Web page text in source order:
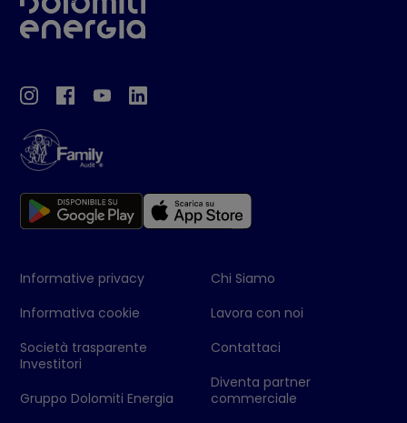
Informative privacy
Informativa cookie
Società trasparente
Investitori
Gruppo Dolomiti Energia
Chi Siamo
Lavora con noi
Contattaci
Diventa partner
commerciale